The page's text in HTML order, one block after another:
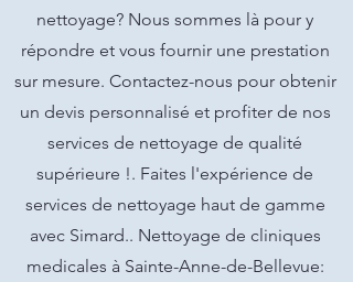
nettoyage? Nous sommes là pour y
répondre et vous fournir une prestation
sur mesure. Contactez-nous pour obtenir
un devis personnalisé et profiter de nos
services de nettoyage de qualité
supérieure !. Faites l'expérience de
services de nettoyage haut de gamme
avec Simard.. Nettoyage de cliniques
medicales à Sainte-Anne-de-Bellevue: